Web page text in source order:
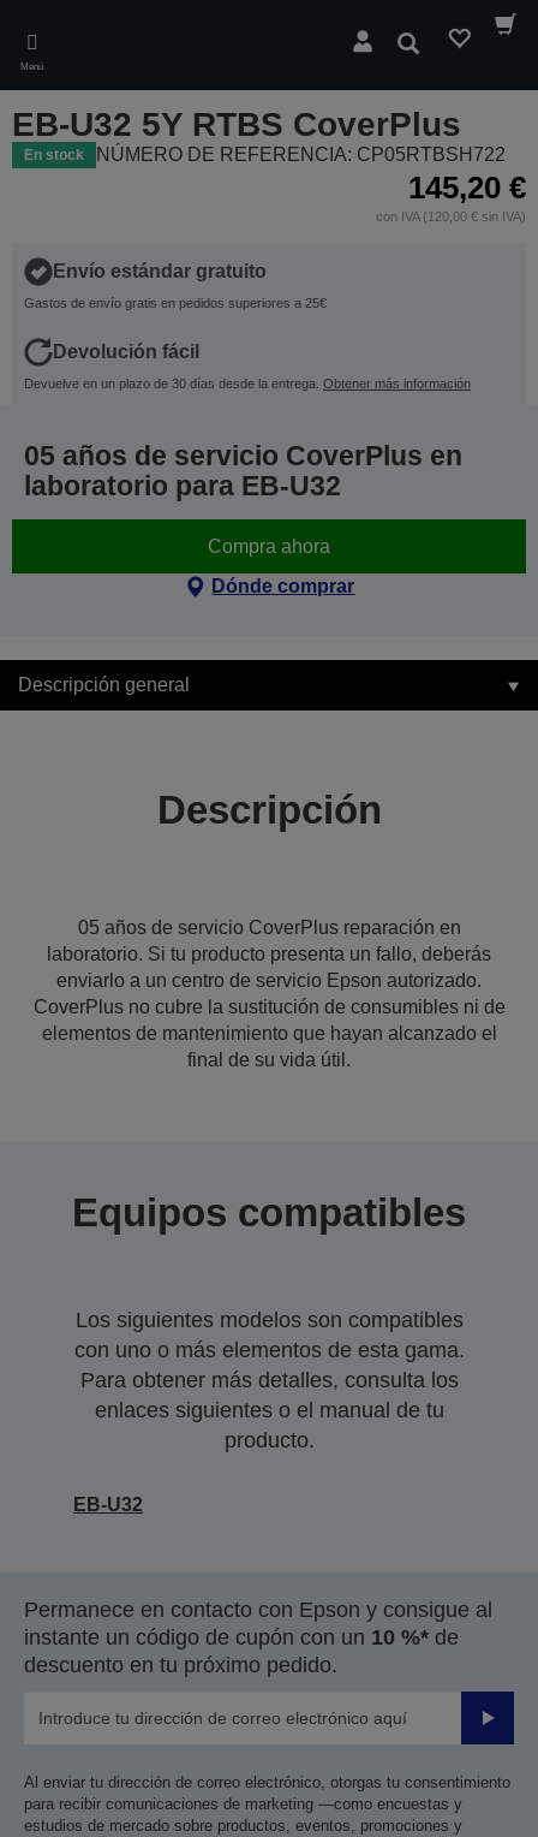
main
content
Menú
Buscar
EB-U32 5Y RTBS CoverPlus
En stock NÚMERO DE REFERENCIA: CP05RTBSH722
145,20 €
con IVA (120,00 € sin IVA)
Envío estándar gratuito
Gastos de envío gratis en pedidos superiores a 25€
Devolución fácil
Devuelve en un plazo de 30 días desde la entrega. Obtener más información
05 años de servicio CoverPlus en
laboratorio para EB-U32
Compra ahora
Dónde comprar
Descripción general
Descripción
05 años de servicio CoverPlus reparación en
laboratorio. Si tu producto presenta un fallo, deberás
enviarlo a un centro de servicio Epson autorizado.
CoverPlus no cubre la sustitución de consumibles ni de
elementos de mantenimiento que hayan alcanzado el
final de su vida útil.
Equipos compatibles
Los siguientes modelos son compatibles
con uno o más elementos de esta gama.
Para obtener más detalles, consulta los
enlaces siguientes o el manual de tu
producto.
EB-U32
Permanece en contacto con Epson y consigue al
instante un código de cupón con un 10 %* de
descuento en tu próximo pedido.
Enviar
Al enviar tu dirección de correo electrónico, otorgas tu consentimiento
para recibir comunicaciones de marketing —como encuestas y
estudios de mercado sobre productos, eventos, promociones y